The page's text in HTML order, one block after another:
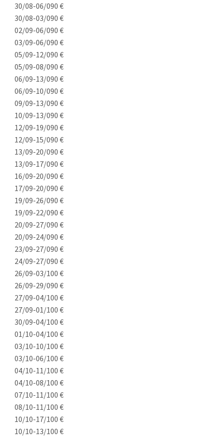
30/08-06/090 €
30/08-03/090 €
02/09-06/090 €
03/09-06/090 €
05/09-12/090 €
05/09-08/090 €
06/09-13/090 €
06/09-10/090 €
09/09-13/090 €
10/09-13/090 €
12/09-19/090 €
12/09-15/090 €
13/09-20/090 €
13/09-17/090 €
16/09-20/090 €
17/09-20/090 €
19/09-26/090 €
19/09-22/090 €
20/09-27/090 €
20/09-24/090 €
23/09-27/090 €
24/09-27/090 €
26/09-03/100 €
26/09-29/090 €
27/09-04/100 €
27/09-01/100 €
30/09-04/100 €
01/10-04/100 €
03/10-10/100 €
03/10-06/100 €
04/10-11/100 €
04/10-08/100 €
07/10-11/100 €
08/10-11/100 €
10/10-17/100 €
10/10-13/100 €